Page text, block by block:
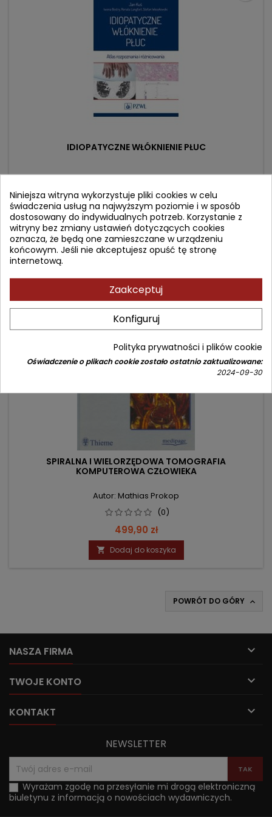
IDIOPATYCZNE WŁÓKNIENIE PŁUC
(0)
Atlas rozpoznawania i leczenia
Cena
96,90 złCena
podstawowa
114,00 zł
Produkt niedostępny
SPIRALNA I WIELORZĘDOWA TOMOGRAFIA
KOMPUTEROWA CZŁOWIEKA
Autor: Mathias Prokop
(0)
Cena
499,90 zł
 Dodaj do koszyka
favorite_border
POWRÓT DO GÓRY 
NASZA FIRMA 
TWOJE KONTO 
KONTAKT 
NEWSLETTER
Wyrażam zgodę na przesyłanie mi drogą elektroniczną
biuletynu z informacją o nowościach wydawniczych.
Niniejsza witryna wykorzystuje pliki cookies w celu
świadczenia usług na najwyższym poziomie i w sposób
dostosowany do indywidualnych potrzeb. Korzystanie z
witryny bez zmiany ustawień dotyczących cookies
oznacza, że będą one zamieszczane w urządzeniu
końcowym. Jeśli nie akceptujesz opuść tę stronę
internetową.
Zaakceptuj
Konfiguruj
Polityka prywatności i plików cookie
Oświadczenie o plikach cookie zostało ostatnio zaktualizowane:
2024-09-30